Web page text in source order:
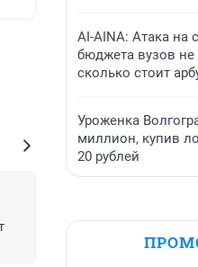
AI-AINA: Атака на
бюджета вузов
сколько стоит
Уроженка
миллион, купив
20 рублей